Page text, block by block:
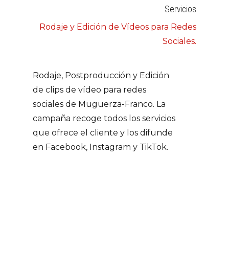
Servicios
Rodaje y Edición de Vídeos para Redes
Sociales.
Rodaje, Postproducción y Edición
de clips de vídeo para redes
sociales de Muguerza-Franco. La
campaña recoge todos los servicios
que ofrece el cliente y los difunde
en Facebook, Instagram y TikTok.